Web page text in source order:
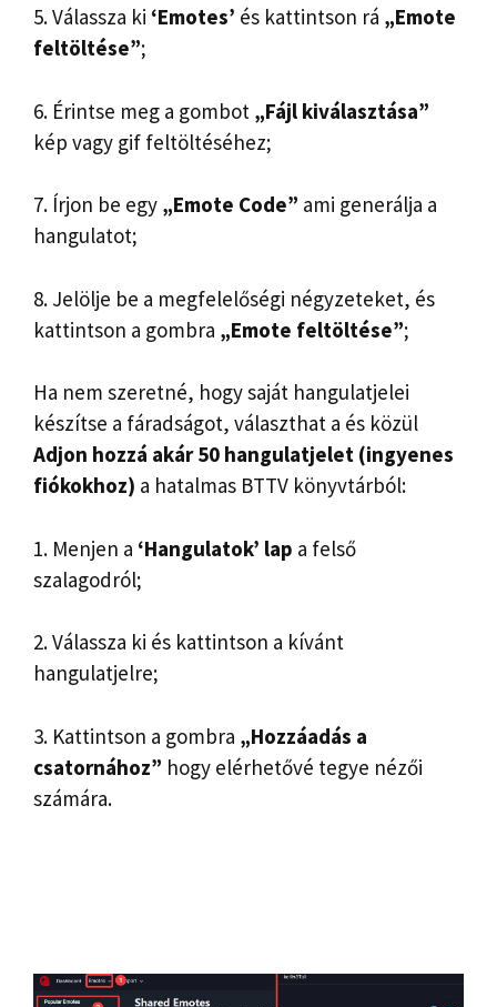
5. Válassza ki ‘Emotes’ és kattintson rá „Emote
feltöltése”;
6. Érintse meg a gombot „Fájl kiválasztása”
kép vagy gif feltöltéséhez;
7. Írjon be egy „Emote Code” ami generálja a
hangulatot;
8. Jelölje be a megfelelőségi négyzeteket, és
kattintson a gombra „Emote feltöltése”;
Ha nem szeretné, hogy saját hangulatjelei
készítse a fáradságot, választhat a és közül
Adjon hozzá akár 50 hangulatjelet (ingyenes
fiókokhoz) a hatalmas BTTV könyvtárból:
1. Menjen a ‘Hangulatok’ lap a felső
szalagodról;
2. Válassza ki és kattintson a kívánt
hangulatjelre;
3. Kattintson a gombra „Hozzáadás a
csatornához” hogy elérhetővé tegye nézői
számára.